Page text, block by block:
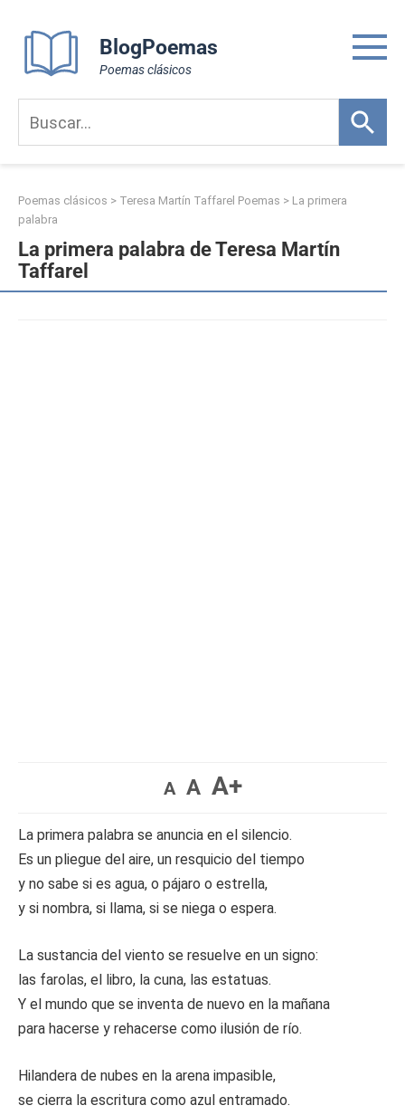
content
BlogPoemas
Poemas clásicos
Poemas clásicos > Teresa Martín Taffarel Poemas > La primera
palabra
La primera palabra de Teresa Martín
Taffarel
A A A+
La primera palabra se anuncia en el silencio.
Es un pliegue del aire, un resquicio del tiempo
y no sabe si es agua, o pájaro o estrella,
y si nombra, si llama, si se niega o espera.
La sustancia del viento se resuelve en un signo:
las farolas, el libro, la cuna, las estatuas.
Y el mundo que se inventa de nuevo en la mañana
para hacerse y rehacerse como ilusión de río.
Hilandera de nubes en la arena impasible,
se cierra la escritura como azul entramado.